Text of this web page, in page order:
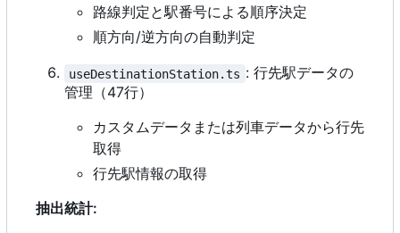
路線判定と駅番号による順序決定
順方向/逆方向の自動判定
useDestinationStation.ts : 行先駅データの
管理（47行）
カスタムデータまたは列車データから行先
取得
行先駅情報の取得
抽出統計: